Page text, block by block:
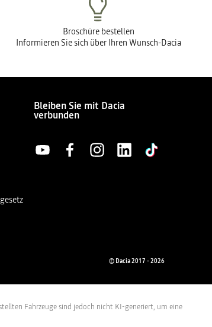
Broschüre bestellen
Informieren Sie sich über Ihren Wunsch-Dacia
Bleiben Sie mit Dacia
verbunden
© Dacia 2017 - 2026
Fahrzeuge sind jedoch nicht KI-generiert, um eine